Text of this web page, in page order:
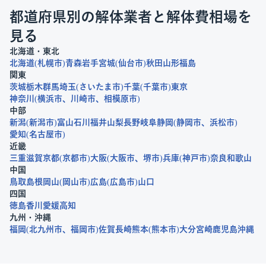
都道府県別の解体業者と解体費相場を
見る
北海道・東北
北海道 札幌市 青森岩手宮城 仙台市 秋田 山形福島
関東
茨城栃木群馬埼玉 さいたま市 千葉 千葉市 東京
神奈川
横浜市 川崎市
相模原市
中部
新潟 新潟市 富山石川 福井山梨長野岐阜静岡 静岡市
浜松市
愛知 名古屋市
近畿
三重滋賀京都 京都市 大阪 大阪市 堺市 兵庫 神戸市 奈良和歌山
中国
鳥取 島根 岡山 岡山市 広島 広島市 山口
四国
徳島香川 愛媛高知
九州・沖縄
福岡 北九州市 福岡市 佐賀長崎熊本 熊本市 大分宮崎鹿児島沖縄